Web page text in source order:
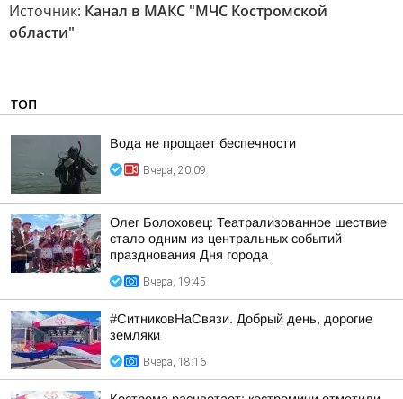
Источник: Канал в МАКС "МЧС Костромской
области"
ТОП
Вода не прощает беспечности
Вчера, 20:09
Олег Болоховец: Театрализованное шествие
стало одним из центральных событий
празднования Дня города
Вчера, 19:45
#СитниковНаСвязи. Добрый день, дорогие
земляки
Вчера, 18:16